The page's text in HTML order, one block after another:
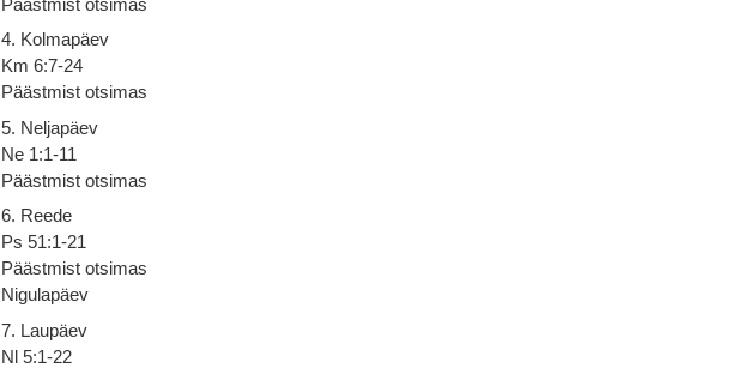
4. Kolmapäev
Km 6:7-24
Päästmist otsimas
5. Neljapäev
Ne 1:1-11
Päästmist otsimas
6. Reede
Ps 51:1-21
Päästmist otsimas
Nigulapäev
7. Laupäev
Nl 5:1-22